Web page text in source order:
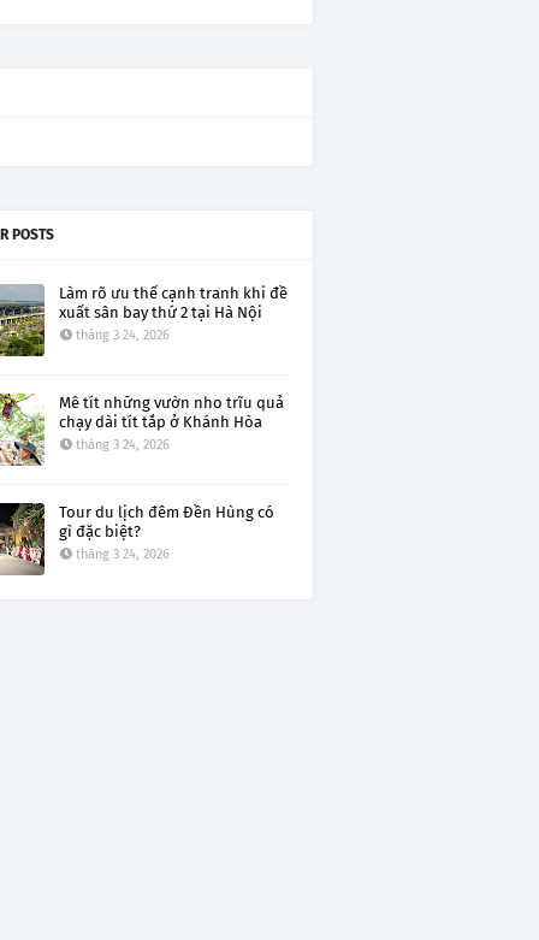
POSTS
Làm rõ ưu thế cạnh tranh khi đề
xuất sân bay thứ 2 tại Hà Nội
tháng 3 24, 2026
Mê tít những vườn nho trĩu quả
chạy dài tít tắp ở Khánh Hòa
tháng 3 24, 2026
Tour du lịch đêm Đền Hùng có
gì đặc biệt?
tháng 3 24, 2026